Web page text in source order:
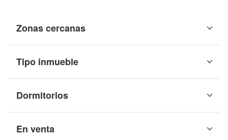
Zonas cercanas
Tipo inmueble
Dormitorios
En venta